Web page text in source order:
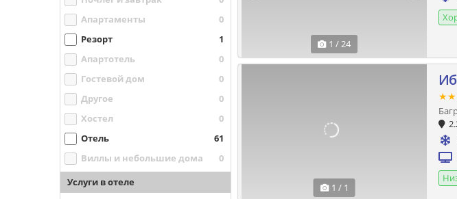
Апартаменты
0
Резорт
1
Апартотель
0
Гостевой дом
0
Другое
0
Хостел
0
Отель
61
Виллы и небольшие дома
0
Услуги в отеле
1 / 24
1 / 1